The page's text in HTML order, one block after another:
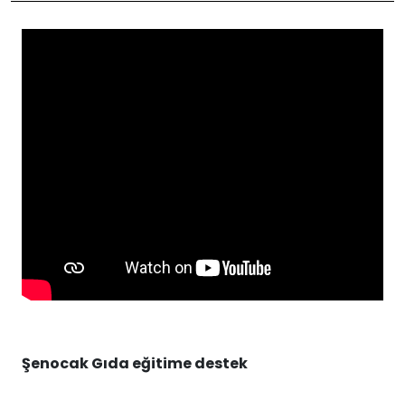
Şenocak Gıda eğitime destek